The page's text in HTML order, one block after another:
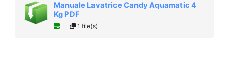
Manuale Lavatrice Candy Aquamatic 4
Kg PDF
1 file(s)